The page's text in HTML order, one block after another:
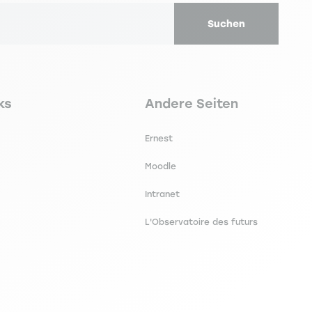
Suchen
footer Navigation tertiaire footer
Andere Seiten
Ernest
Moodle
Intranet
L'Observatoire des futurs